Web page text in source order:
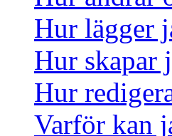
Hur lägger
Hur skapar
Hur
Varför kan